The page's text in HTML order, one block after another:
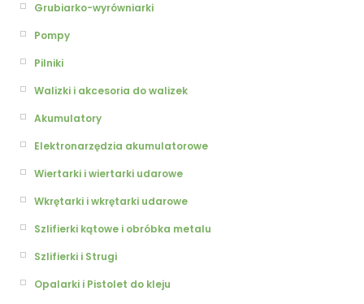
Grubiarko-wyrówniarki
Pompy
Pilniki
Walizki i akcesoria do walizek
Akumulatory
Elektronarzędzia akumulatorowe
Wiertarki i wiertarki udarowe
Wkrętarki i wkrętarki udarowe
Szlifierki kątowe i obróbka metalu
Szlifierki i Strugi
Opalarki i Pistolet do kleju